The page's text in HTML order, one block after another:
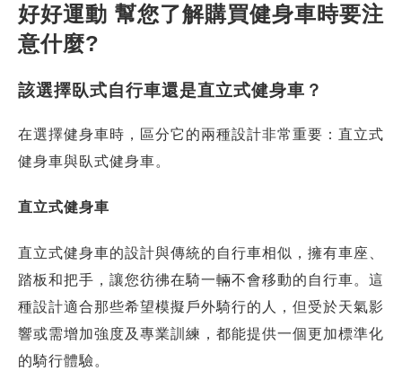
好好運動 幫您了解購買健身車時要注
意什麼?
該選擇臥式自行車還是直立式健身車？
在選擇健身車時，區分它的兩種設計非常重要：直立式
健身車與臥式健身車。
直立式健身車
直立式健身車的設計與傳統的自行車相似，擁有車座、
踏板和把手，讓您彷彿在騎一輛不會移動的自行車。這
種設計適合那些希望模擬戶外騎行的人，但受於天氣影
響或需增加強度及專業訓練，都能提供一個更加標準化
的騎行體驗。